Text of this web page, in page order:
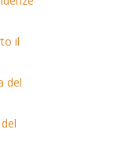
il
del